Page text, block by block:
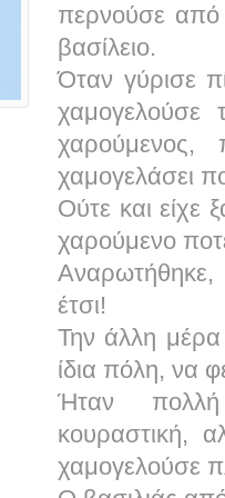
περνούσε
βασίλειο.
Όταν γύρισε
χαμογελούσε
χαρούμενος,
χαμογελάσει
Ούτε και είχε
χαρούμενο
Αναρωτήθηκε,
έτσι!
Την άλλη μέρα
ίδια πόλη, να
Ήταν
κουραστική,
χαμογελούσε